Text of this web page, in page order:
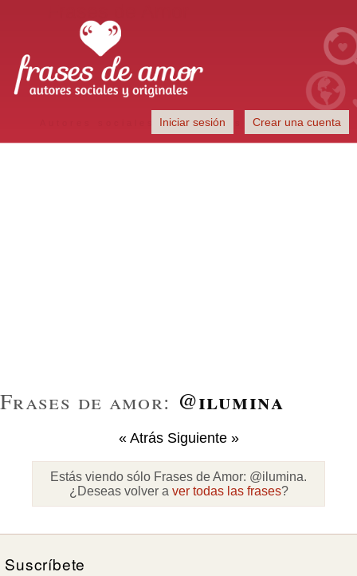
Autores sociales y originales
Iniciar sesión Crear una cuenta
Frases de amor: @ilumina
« Atrás Siguiente »
Estás viendo sólo Frases de Amor: @ilumina.
¿Deseas volver a ver todas las frases?
Suscríbete